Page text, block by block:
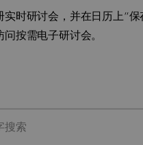
实时研讨会，并在日历上“
问按需电子研讨会。